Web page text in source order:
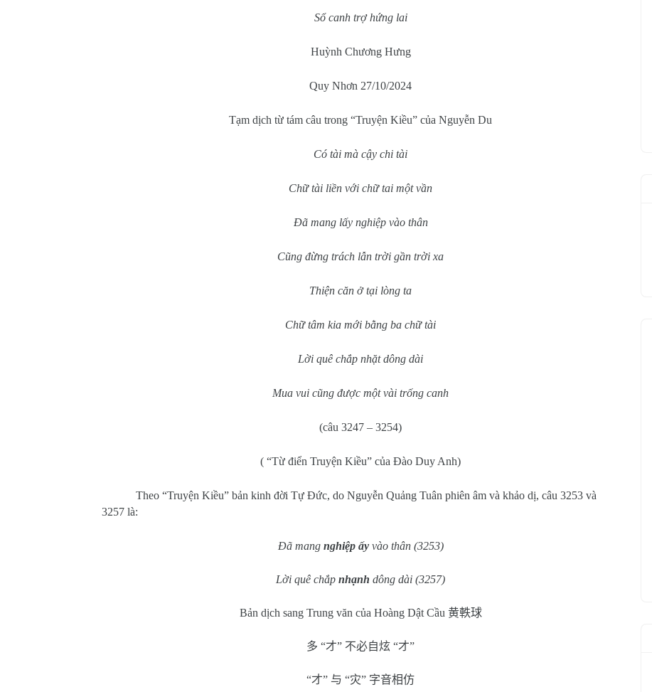
Sổ canh trợ hứng lai
Huỳnh Chương Hưng
Quy Nhơn 27/10/2024
Tạm dịch từ tám câu trong “Truyện Kiều” của Nguyễn Du
Có tài mà cậy chi tài
Chữ tài liền với chữ tai một vần
Đã mang lấy nghiệp vào thân
Cũng đừng trách lẫn trời gần trời xa
Thiện căn ở tại lòng ta
Chữ tâm kia mới bằng ba chữ tài
Lời quê chắp nhặt dông dài
Mua vui cũng được một vài trống canh
(câu 3247 – 3254)
( “Từ điển Truyện Kiều” của Đào Duy Anh)
Theo “Truyện Kiều” bản kinh đời Tự Đức, do Nguyễn Quảng Tuân phiên âm và khảo dị, câu 3253 và
3257 là:
Đã mang nghiệp ấyvào thân (3253)
Lời quê chắp nhạnh dông dài (3257)
Bản dịch sang Trung văn của Hoàng Dật Cầu 黄軼球
多 “才” 不必自炫 “才”
“才” 与 “灾” 字音相仿